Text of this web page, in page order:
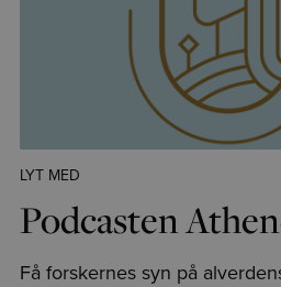
LYT MED
Podcasten
Få forskernes syn på